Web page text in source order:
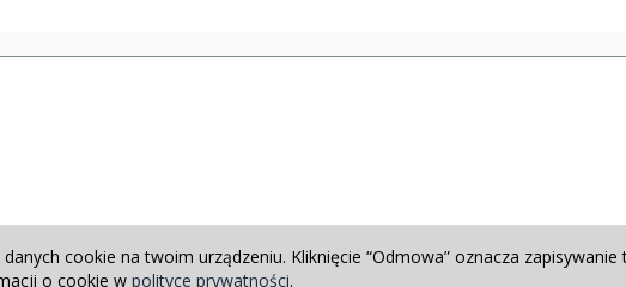
cookie na twoim urządzeniu. Kliknięcie “Odmowa” oznacza zapisywanie
o cookie w polityce prywatności.